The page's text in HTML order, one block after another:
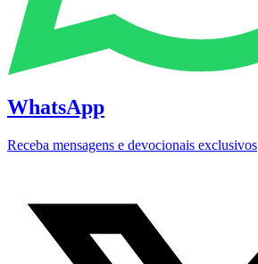
WhatsApp
Receba mensagens e devocionais exclusivos